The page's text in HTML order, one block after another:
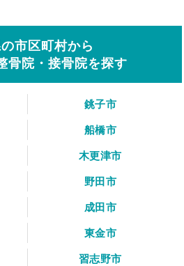
市区町村から
骨院・接骨院を探す
銚子市
船橋市
木更津市
野田市
成田市
東金市
習志野市